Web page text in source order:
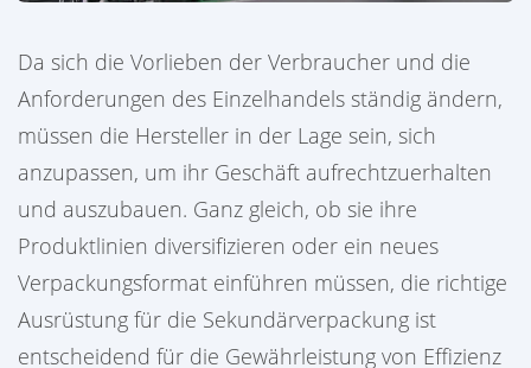
Da sich die Vorlieben der Verbraucher und die
Anforderungen des Einzelhandels ständig ändern,
müssen die Hersteller in der Lage sein, sich
anzupassen, um ihr Geschäft aufrechtzuerhalten
und auszubauen. Ganz gleich, ob sie ihre
Produktlinien diversifizieren oder ein neues
Verpackungsformat einführen müssen, die richtige
Ausrüstung für die Sekundärverpackung ist
entscheidend für die Gewährleistung von Effizienz